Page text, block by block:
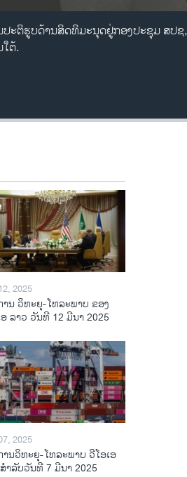
ະ​ຕິ​ຮູບ​ດ້ານ​ສິດ​ທິ​ມະ​ນຸດ​ຢູ່ກອງ​ປະ​ຊຸມ ສ​ປ​ຊ,
ຕ້.
2025
ານ ວິທະຍຸ-ໂທລະພາບ ຂອງ
ລາວ ວັນທີ 12 ມີນາ 2025
2025
ານ​ວິ​ທະ​ຍ​ຸ-ໂທ​ລະ​ພາບ ວີໂອເອ
ຳ​ລັບ​ວັນ​ທີ 7 ມີ​ນາ 2025